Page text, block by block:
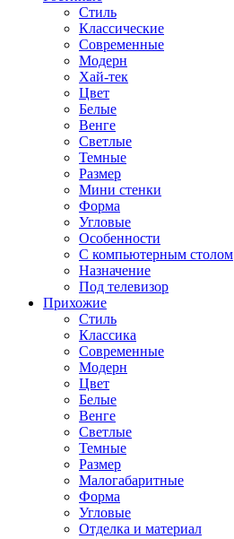
Стиль
Классические
Современные
Модерн
Хай-тек
Цвет
Белые
Венге
Светлые
Темные
Размер
Мини стенки
Форма
Угловые
Особенности
С компьютерным столом
Назначение
Под телевизор
Прихожие
Стиль
Классика
Современные
Модерн
Цвет
Белые
Венге
Светлые
Темные
Размер
Малогабаритные
Форма
Угловые
Отделка и материал